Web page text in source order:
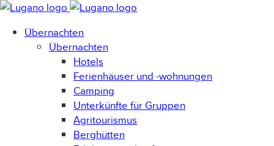
Übernachten
Übernachten
Hotels
Ferienhäuser und -wohnungen
Camping
Unterkünfte für Gruppen
Agritourismus
Berghütten